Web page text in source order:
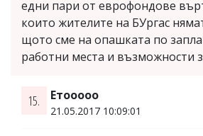
едни пари от еврофондове
които жителите на БУргас
щото сме на опашката по
работни места и възможности
15. Етооооо
21.05.2017 10:09:01